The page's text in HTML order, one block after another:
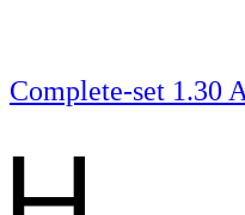
Complete-set 1.30